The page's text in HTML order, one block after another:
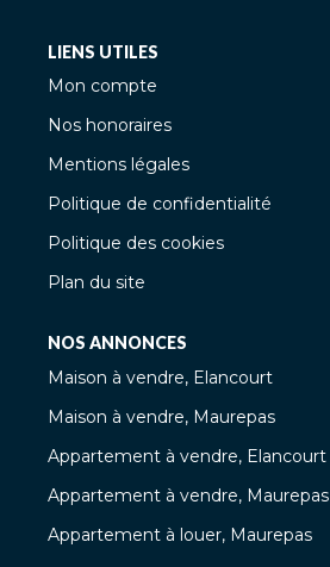
LIENS UTILES
Mon compte
Nos honoraires
Mentions légales
Politique de confidentialité
Politique des cookies
Plan du site
NOS ANNONCES
Maison à vendre, Elancourt
Maison à vendre, Maurepas
Appartement à vendre, Elancourt
Appartement à vendre, Maurepas
Appartement à louer, Maurepas